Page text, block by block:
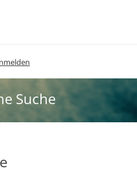
Suche